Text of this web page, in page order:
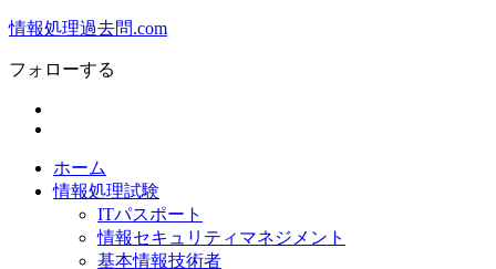
情報処理過去問.com
フォローする
ホーム
情報処理試験
ITパスポート
情報セキュリティマネジメント
基本情報技術者